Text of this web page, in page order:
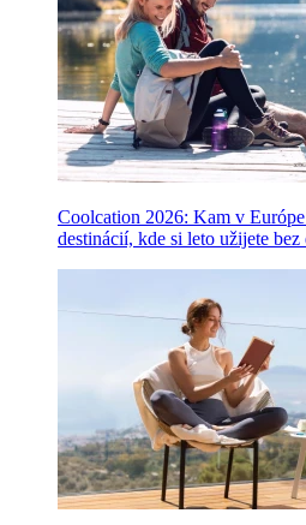
Coolcation 2026: Kam v
destinácií, kde si leto užijete